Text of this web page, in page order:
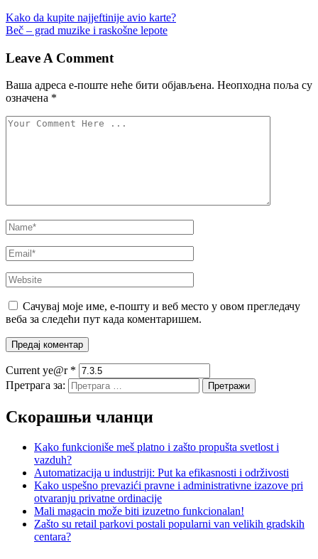
Kako da kupite najjeftinije avio karte?
Beč – grad muzike i raskošne lepote
Leave A Comment
Ваша адреса е-поште неће бити објављена. Неопходна поља су
означена *
Сачувај моје име, е-пошту и веб место у овом прегледачу
веба за следећи пут када коментаришем.
Current ye@r *
Претрага за:
Скорашњи чланци
Kako funkcioniše meš platno i zašto propušta svetlost i
vazduh?
Automatizacija u industriji: Put ka efikasnosti i održivosti
Kako uspešno prevazići pravne i administrativne izazove pri
otvaranju privatne ordinacije
Mali magacin može biti izuzetno funkcionalan!
Zašto su retail parkovi postali popularni van velikih gradskih
centara?